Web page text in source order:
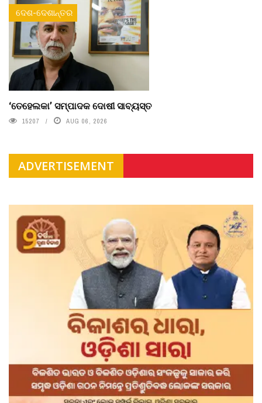
ଦେଶ-ଦେଶାନ୍ତର
‘ତେହେଲକା’ ସମ୍ପାଦକ ଦୋଷୀ ସାବ୍ୟସ୍ତ
15207 AUG 06, 2026
ADVERTISEMENT